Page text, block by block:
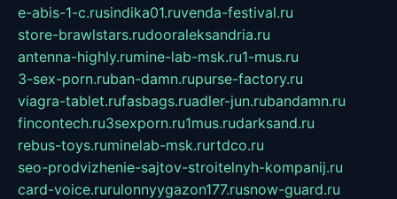
e-abis-1-c.rusindika01.ruvenda-festival.ru
store-brawlstars.rudooraleksandria.ru
antenna-highly.rumine-lab-msk.ru1-mus.ru
3-sex-porn.ruban-damn.rupurse-factory.ru
viagra-tablet.rufasbags.ruadler-jun.rubandamn.ru
fincontech.ru3sexporn.ru1mus.rudarksand.ru
rebus-toys.ruminelab-msk.rurtdco.ru
seo-prodvizhenie-sajtov-stroitelnyh-kompanij.ru
card-voice.rurulonnyygazon177.rusnow-guard.ru